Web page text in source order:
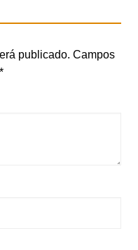
publicado. Campos
*